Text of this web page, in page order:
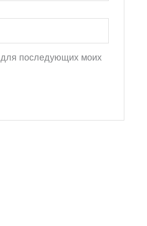
для последующих моих